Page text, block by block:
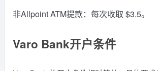
非Allpoint ATM提款：每次收取 $3.5。
Varo Bank开户条件